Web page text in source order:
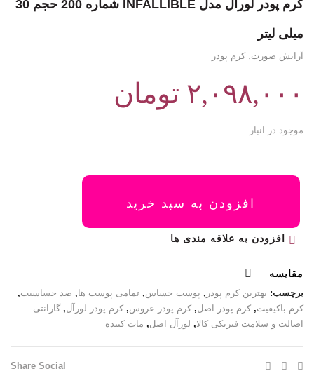
کرم پودر لورآل مدل INFALLIBLE شماره 200 حجم 30
میلی لیتر
آرایش صورت, کرم پودر
۲,۰۹۸,۰۰۰ تومان
موجود در انبار
افزودن به سبد خرید
افزودن به علاقه مندی ها
مقایسه
برچسب: بهترین کرم پودر , پوست حساس, تمامی پوست ها, ضد حساسیت,
کرم باکیفیت, کرم پودر اصل, کرم پودر عروس, کرم پودر لورآل, گارانتی
اصالت و سلامت فیزیکی کالا, لورآل اصل, مات کننده
Share Social